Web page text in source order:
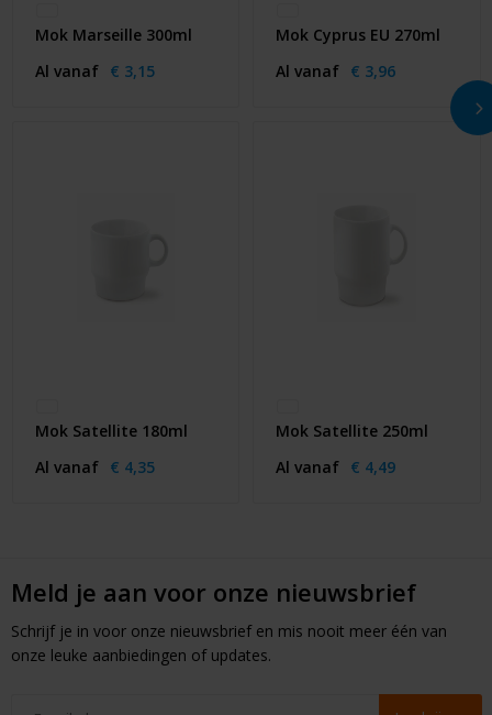
Mok Marseille 300ml
Al vanaf € 3,15
Mok Cyprus EU 270ml
Al vanaf € 3,96
Mok Satellite 180ml
Al vanaf € 4,35
Mok Satellite 250ml
Al vanaf € 4,49
Meld je aan voor onze nieuwsbrief
Schrijf je in voor onze nieuwsbrief en mis nooit meer één van
onze leuke aanbiedingen of updates.